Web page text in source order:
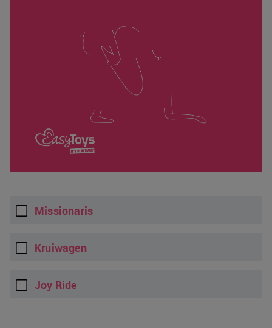
Missionaris
Kruiwagen
Joy Ride